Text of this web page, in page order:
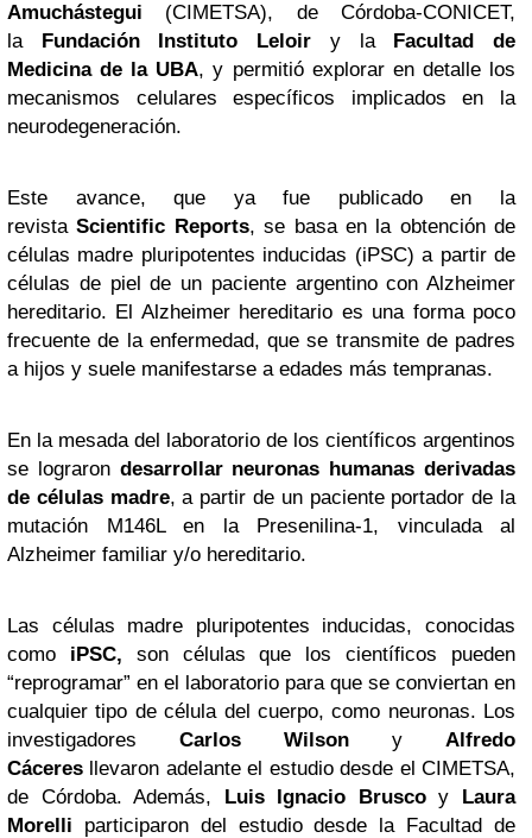
Amuchástegui (CIMETSA), de Córdoba-CONICET,
la Fundación Instituto Leloir y la Facultad de
Medicina de la UBA, y permitió explorar en detalle los
mecanismos celulares específicos implicados en la
neurodegeneración.
Este avance, que ya fue publicado en la
revistaScientific Reports, se basa en la obtención de
células madre pluripotentes inducidas (iPSC) a partir de
células de piel de un paciente argentino con Alzheimer
hereditario. El Alzheimer hereditario es una forma poco
frecuente de la enfermedad, que se transmite de padres
a hijos y suele manifestarse a edades más tempranas.
En la mesada del laboratorio de los científicos argentinos
se lograron desarrollar neuronas humanas derivadas
de células madre, a partir de un paciente portador de la
mutación M146L en la Presenilina-1, vinculada al
Alzheimer familiar y/o hereditario.
Las células madre pluripotentes inducidas, conocidas
como iPSC, son células que los científicos pueden
“reprogramar” en el laboratorio para que se conviertan en
cualquier tipo de célula del cuerpo, como neuronas. Los
investigadores Carlos Wilson y Alfredo
Cáceres llevaron adelante el estudio desde el CIMETSA,
de Córdoba. Además, Luis Ignacio Bruscoy Laura
Morelli participaron del estudio desde la Facultad de